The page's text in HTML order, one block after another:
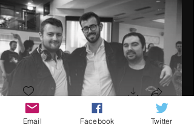
Email Facebook Twitter